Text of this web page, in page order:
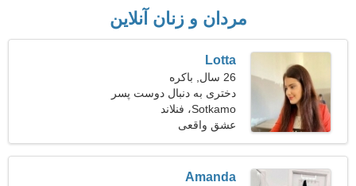
مردان و زنان آنلاین
Lotta
26 سال, باکره
دختری به دنبال دوست پسر
32-35
Sotkamo، فنلاند
عشق واقعی
Amanda